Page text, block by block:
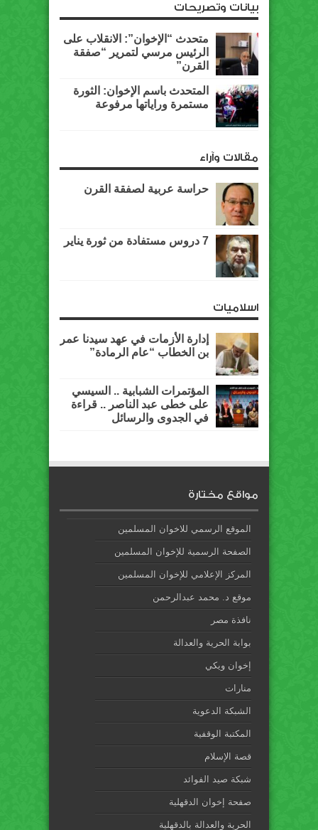
بيانات وتصريحات
متحدث “الإخوان”: الانقلاب على
الرئيس مرسي لتمرير “صفقة
القرن”
المتحدث باسم الإخوان: الثورة
مستمرة وراياتها مرفوعة
مقالات وآراء
حراسة عربية لصفقة القرن
7 دروس مستفادة من ثورة يناير
اسلاميات
إدارة الأزمات في عهد سيدنا عمر
بن الخطاب “عام الرمادة”
المؤتمرات الشبابية .. السيسي
على خطى عبد الناصر .. قراءة
في الجدوى والرسائل
مواقع مختارة
الموقع الرسمي للاخوان المسلمين
الصفحة الرسمية للإخوان المسلمين
المركز الإعلامي للإخوان المسلمين
موقع د. محمد عبدالرحمن
نافذة مصر
بوابة الحرية والعدالة
إخوان ويكي
منارات
الشبكة الدعوية
المكتبة الوقفية
قصة الإسلام
شبكة صيد الفوائد
صفحة إخوان الدقهلية
الحرية والعدالة بالدقهلية